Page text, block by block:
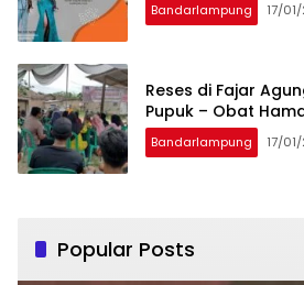
Bandarlampung 17/
Reses di Fajar
Pupuk – Obat
Bandarlampung 17/
Popular Posts